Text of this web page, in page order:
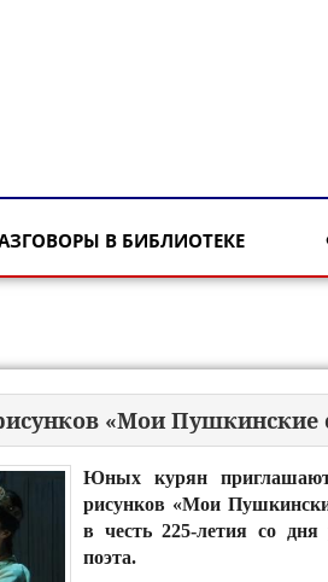
В БИБЛИОТЕКЕ
«Мои Пушкинские
Юных курян приглашают
рисунков «Мои
в честь 225-летия со дня
поэта.